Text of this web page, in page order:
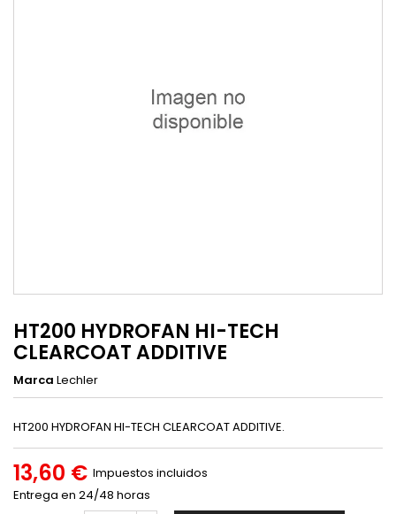
HT200 HYDROFAN HI-TECH
CLEARCOAT ADDITIVE
Marca Lechler
HT200 HYDROFAN HI-TECH CLEARCOAT ADDITIVE.
13,60 € Impuestos incluidos
Entrega en 24/48 horas